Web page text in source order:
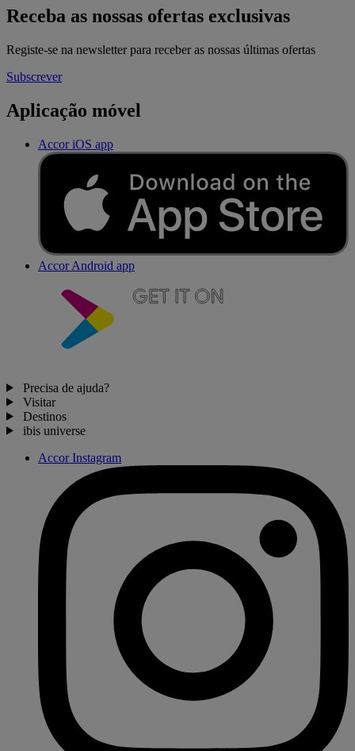
Receba as nossas ofertas exclusivas
Registe-se na newsletter para receber as nossas últimas ofertas
Subscrever
Aplicação móvel
Accor iOS app
Accor Android app
Precisa de ajuda?
Visitar
Destinos
ibis universe
Accor Instagram